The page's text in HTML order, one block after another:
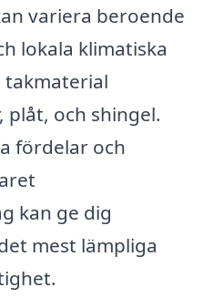
variera beroende
lokala klimatiska
takmaterial
och shingel.
fördelar och
kan ge dig
mest lämpliga